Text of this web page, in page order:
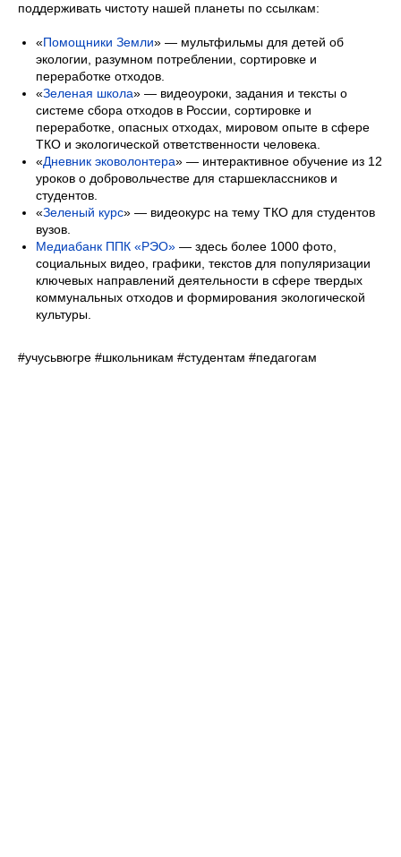
поддерживать чистоту нашей планеты по ссылкам:
«Помощники Земли» — мультфильмы для детей об
экологии, разумном потреблении, сортировке и
переработке отходов.
«Зеленая школа» — видеоуроки, задания и тексты о
системе сбора отходов в России, сортировке и
переработке, опасных отходах, мировом опыте в сфере
ТКО и экологической ответственности человека.
«Дневник эковолонтера» — интерактивное обучение из 12
уроков о добровольчестве для старшеклассников и
студентов.
«Зеленый курс» — видеокурс на тему ТКО для студентов
вузов.
Медиабанк ППК «РЭО» — здесь более 1000 фото,
социальных видео, графики, текстов для популяризации
ключевых направлений деятельности в сфере твердых
коммунальных отходов и формирования экологической
культуры.
#учусьвюгре #школьникам #студентам #педагогам